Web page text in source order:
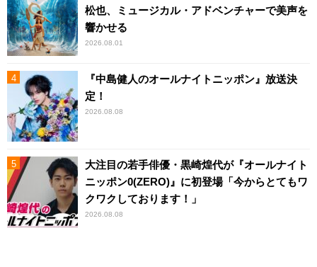
松也、ミュージカル・アドベンチャーで美声を
響かせる
2026.08.01
『中島健人のオールナイトニッポン』放送決
定！
2026.08.08
大注目の若手俳優・黒崎煌代が『オールナイト
ニッポン0(ZERO)』に初登場「今からとてもワ
クワクしております！」
2026.08.08